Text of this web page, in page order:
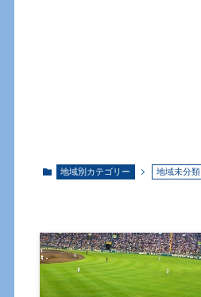
地域別カテゴリー 地域未分類